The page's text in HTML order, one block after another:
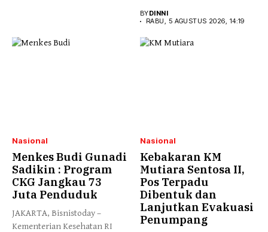
BYDINNI
RABU, 5 AGUSTUS 2026, 14:19
Nasional
Menkes Budi Gunadi
Sadikin : Program
CKG Jangkau 73
Juta Penduduk
JAKARTA, Bisnistoday –
Kementerian Kesehatan RI
Nasional
Kebakaran KM
Mutiara Sentosa II,
Pos Terpadu
Dibentuk dan
Lanjutkan Evakuasi
Penumpang